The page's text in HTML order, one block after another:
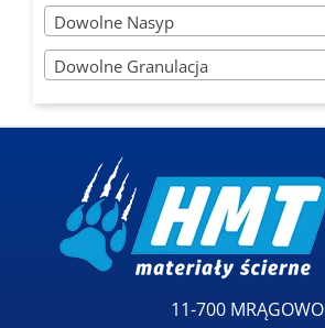
Dowolne Nasyp
Dowolne Granulacja
11-700 MRĄGOWO